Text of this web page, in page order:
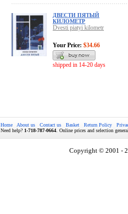
ДВЕСТИ ПЯТЫЙ
КИЛОМЕТР
Dvesti piatyi kilometr
Your Price: $34.66
shipped in 14-20 days
Home About us Contact us Basket Return Policy
Need help? 1-718-787-0664 . Online prices and selection
Copyright © 2001 -